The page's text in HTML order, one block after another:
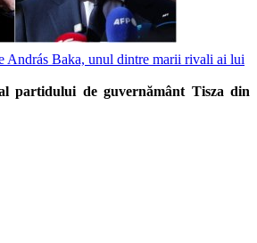
András Baka, unul dintre marii rivali ai lui
partidului de guvernământ Tisza din